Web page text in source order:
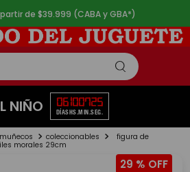
de $39.999 (CABA y GBA*)
NIÑO 06
DÍAS
10
HS.
07
MIN.
25
SEG.
coleccionables figura de
morales 29cm
29 %